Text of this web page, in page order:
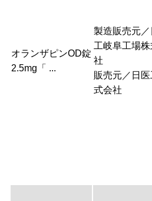
オランザピンOD錠
2.5mg「 ...
製造販売元／
工岐阜工場株
社
販売元／日
式会社